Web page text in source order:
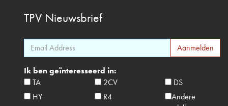
TPV Nieuwsbrief
Ik ben geïnteresseerd in:
TA
2CV
DS
HY
R4
Andere